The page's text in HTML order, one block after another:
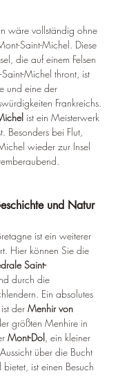
wäre vollständig ohne
Saint-Michel. Diese
die auf einem Felsen
Michel thront, ist
und eine der
Frankreichs.
ist ein Meisterwerk
Besonders bei Flut,
wieder zur Insel
und Natur
ist ein weiterer
Hier können Sie die
Saint-
durch die
Ein absolutes
der Menhir von
größten Menhire in
Mont-Dol , ein kleiner
über die Bucht
ist einen Besuch